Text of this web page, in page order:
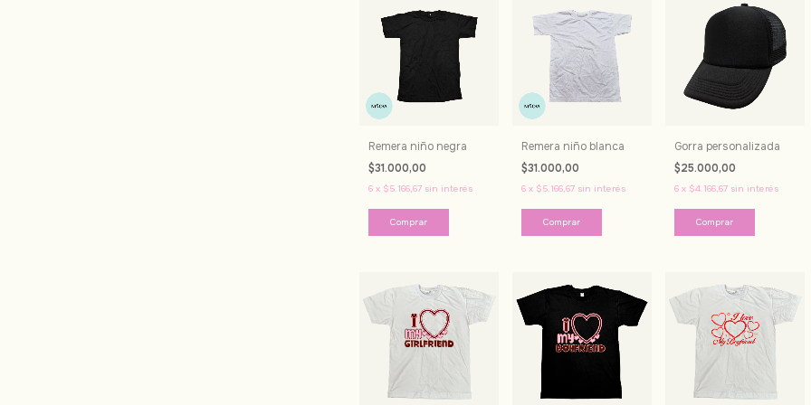
Remera niño negra
$31.000,00
6 x $5.166,67 sin interés
Comprar
Remera niño blanca
$31.000,00
6 x $5.166,67 sin interés
Comprar
Gorra personalizada
$25.000,00
6 x $4.166,67 sin interés